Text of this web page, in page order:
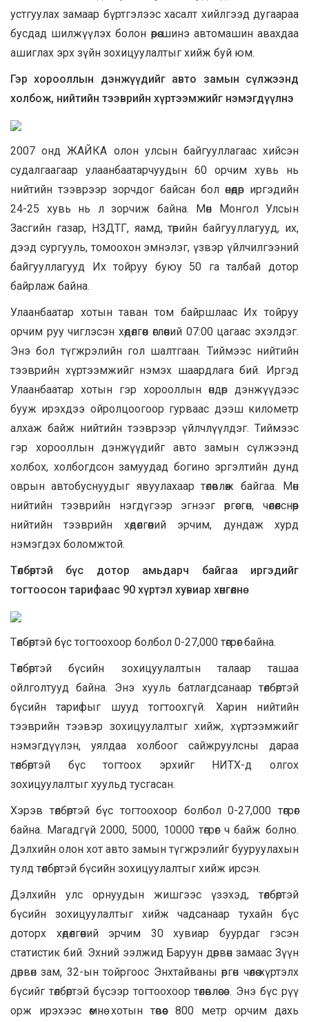
устгуулах замаар бүртгэлээс хасалт хийлгээд дугаараа
бусдад шилжүүлэх болон өөрөө шинэ автомашин авахдаа
ашиглах эрх зүйн зохицуулалтыг хийж буй юм.
Гэр хорооллын дэнжүүдийг авто замын сүлжээнд
холбож, нийтийн тээврийн хүртээмжийг нэмэгдүүлнэ
2007 онд ЖАЙКА олон улсын байгууллагаас хийсэн
судалгаагаар улаанбаатарчуудын 60 орчим хувь нь
нийтийн тээврээр зорчдог байсан бол өнөөдөр иргэдийн
24-25 хувь нь л зорчиж байна. Мөн Монгол Улсын
Засгийн газар, НЗДТГ, яамд, төрийн байгууллагууд, их,
дээд сургууль, томоохон эмнэлэг, үзвэр үйлчилгээний
байгууллагууд Их тойруу буюу 50 га талбай дотор
байрлаж байна.
Улаанбаатар хотын таван том байршлаас Их тойруу
орчим руу чиглэсэн хөдөлгөөн өглөөний 07:00 цагаас эхэлдэг.
Энэ бол түгжрэлийн гол шалтгаан. Тиймээс нийтийн
тээврийн хүртээмжийг нэмэх шаардлага бий. Иргэд
Улаанбаатар хотын гэр хорооллын өндөр дэнжүүдээс
бууж ирэхдээ ойролцоогоор гурваас дээш километр
алхаж байж нийтийн тээврээр үйлчлүүлдэг. Тиймээс
гэр хорооллын дэнжүүдийг авто замын сүлжээнд
холбох, холбогдсон замуудад богино эргэлтийн дунд
оврын автобуснуудыг явуулахаар төлөвлөж байгаа. Мөн
нийтийн тээврийн нэгдүгээр эгнээг өргөсгөн, чөлөөлснөөр
нийтийн тээврийн хөдөлгөөний эрчим, дундаж хурд
нэмэгдэх боломжтой.
Төлбөртэй бүс дотор амьдарч байгаа иргэдийг
тогтоосон тарифаас 90 хүртэл хувиар хөнгөлнө
Төлбөртэй бүс тогтоохоор болбол 0-27,000 төгрөг байна.
Төлбөртэй бүсийн зохицуулалтын талаар ташаа
ойлголтууд байна. Энэ хууль батлагдсанаар төлбөртэй
бүсийн тарифыг шууд тогтоохгүй. Харин нийтийн
тээврийн тээвэр зохицуулалтыг хийж, хүртээмжийг
нэмэгдүүлэн, уялдаа холбоог сайжруулсны дараа
төлбөртэй бүс тогтоох эрхийг НИТХ-д олгох
зохицуулалтыг хуульд тусгасан.
Хэрэв төлбөртэй бүс тогтоохоор болбол 0-27,000 төгрөг
байна. Магадгүй 2000, 5000, 10000 төгрөг ч байж болно.
Дэлхийн олон хот авто замын түгжрэлийг бууруулахын
тулд төлбөртэй бүсийн зохицуулалтыг хийж ирсэн.
Дэлхийн улс орнуудын жишгээс үзэхэд, төлбөртэй
бүсийн зохицуулалтыг хийж чадсанаар тухайн бүс
доторх хөдөлгөөний эрчим 30 хувиар буурдаг гэсэн
статистик бий. Эхний ээлжид Баруун дөрвөн замаас Зүүн
дөрвөн зам, 32-ын тойргоос Энхтайваны өргөн чөлөө хүртэлх
бүсийг төлбөртэй бүсээр тогтоохоор төлөвлөсөэ. Энэ бүс рүү
орж ирэхээс өмнө хотын төвөөс 800 метр орчим дахь